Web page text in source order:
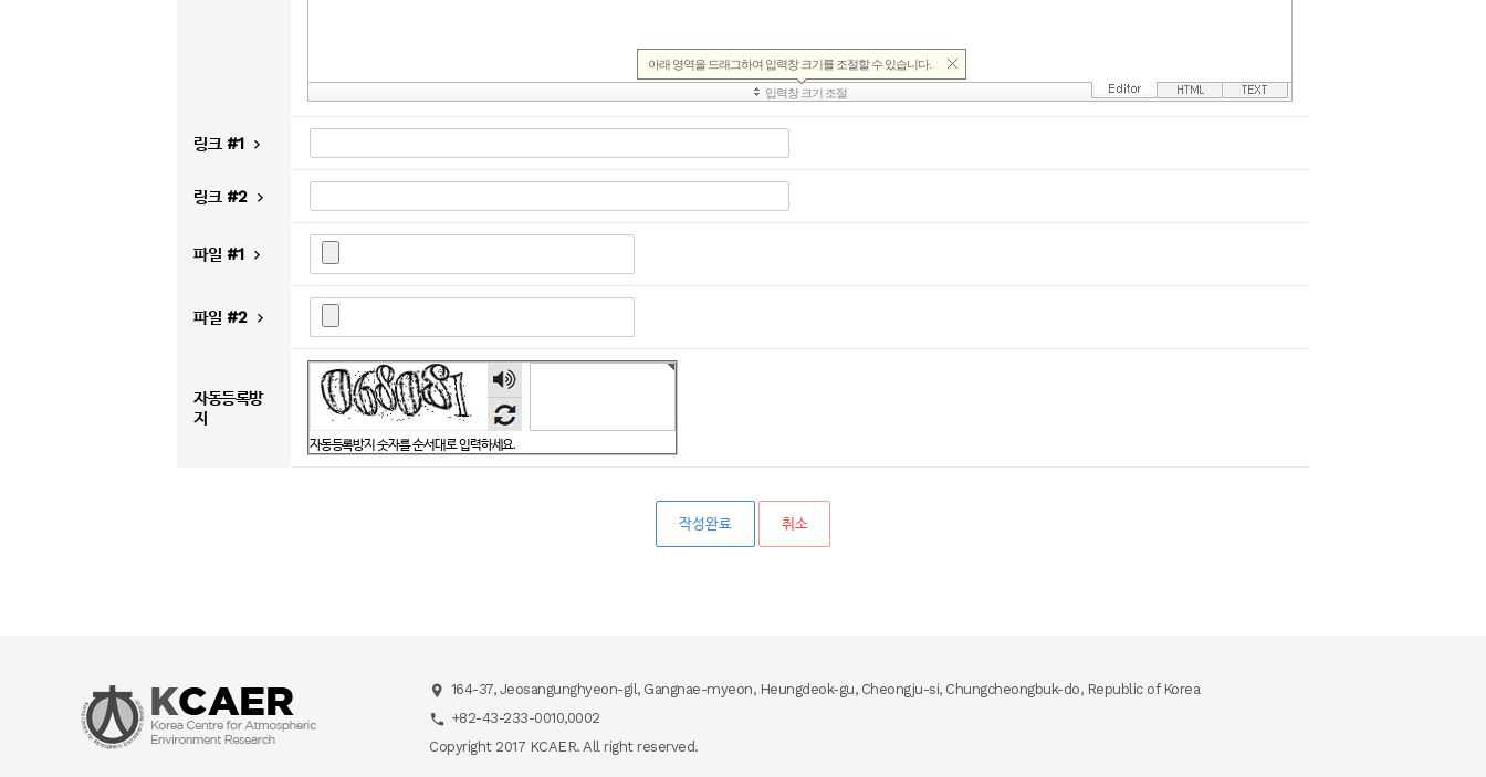
링크 #1
링크 #2
파일 #1
파일 #2
자동등록방
지
숫자
음성
듣기
자동등록방지 숫자를 순서대로 입력하세요.
취소
164-37, Jeosangunghyeon-gil, Gangnae-myeon, Heungdeok-gu, Cheongju-si, Chungcheongbuk-do, Republic of Korea
+82-43-233-0010,0002
Copyright 2017 KCAER. All right reserved.